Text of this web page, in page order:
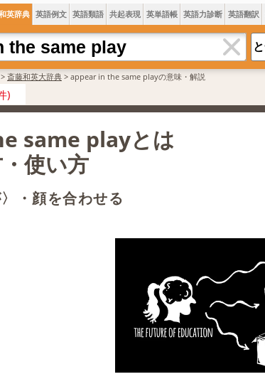
英辞典 英語例文 英語類語 共起表現 英単語帳 英語力診断 英語翻訳
> 斎藤和英大辞典 > appear in the same playの意味・解説
)
same playとは
使い方
〉・顔を合わせる